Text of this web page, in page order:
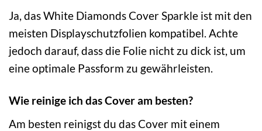
Ja, das White Diamonds Cover Sparkle ist mit den
meisten Displayschutzfolien kompatibel. Achte
jedoch darauf, dass die Folie nicht zu dick ist, um
eine optimale Passform zu gewährleisten.
Wie reinige ich das Cover am besten?
Am besten reinigst du das Cover mit einem